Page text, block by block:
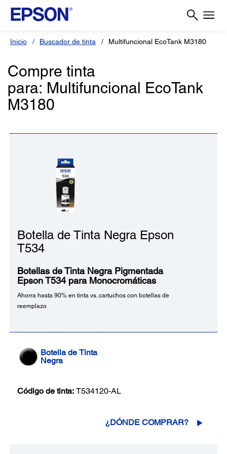
Inicio Buscador de tinta Multifuncional EcoTank M3180
Compre tinta
para: Multifuncional EcoTank
M3180
Botella de Tinta Negra Epson
T534
Botellas de Tinta Negra Pigmentada
Epson T534 para Monocromáticas
Ahorra hasta 90% en tinta vs. cartuchos con botellas de
reemplazo
Botella de Tinta
Negra
Código de tinta: T534120-AL
¿DÓNDE COMPRAR?